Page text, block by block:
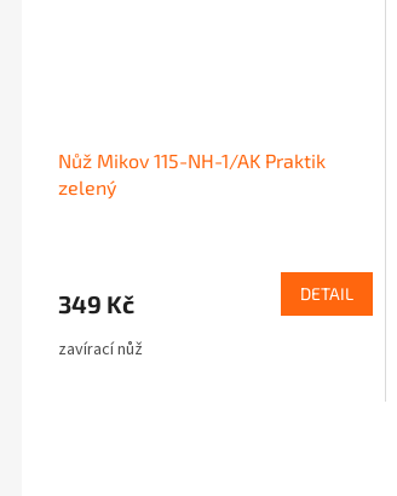
Nůž Mikov 115-NH-1/AK Praktik
zelený
349 Kč DETAIL
zavírací nůž